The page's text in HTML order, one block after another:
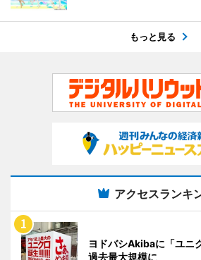
もっと見る
アクセスランキ
ヨドバシAkibaに「ユ
過去最大規模に